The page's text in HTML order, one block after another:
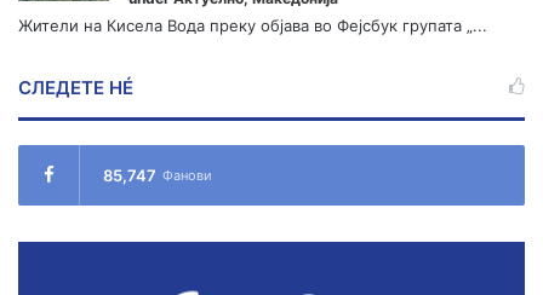
Жители на Кисела Вода преку објава во Фејсбук групата „...
СЛЕДЕТЕ НÉ
85,747 Фанови